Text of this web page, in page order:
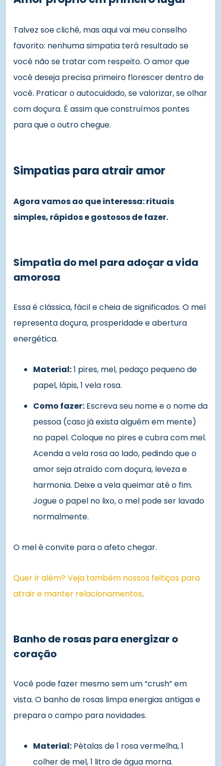
Talvez soe clichê, mas aqui vai meu conselho
favorito: nenhuma simpatia terá resultado se
você não se tratar com respeito. O amor que
você deseja precisa primeiro florescer dentro de
você. Praticar o autocuidado, se valorizar, se olhar
com doçura. É assim que construímos pontes
para que o outro chegue.
Simpatias para atrair amor
Agora vamos ao que interessa: rituais
simples, rápidos e gostosos de fazer.
Simpatia do mel para adoçar a vida
amorosa
Essa é clássica, fácil e cheia de significados. O mel
representa doçura, prosperidade e abertura
energética.
Material:1 pires, mel, pedaço pequeno de
papel, lápis, 1 vela rosa.
Como fazer: Escreva seu nome e o nome da
pessoa (caso já exista alguém em mente)
no papel. Coloque no pires e cubra com mel.
Acenda a vela rosa ao lado, pedindo que o
amor seja atraído com doçura, leveza e
harmonia. Deixe a vela queimar até o fim.
Jogue o papel no lixo, o mel pode ser lavado
normalmente.
O mel é convite para o afeto chegar.
Quer ir além? Veja também nossos feitiços para
atrair e manter relacionamentos.
Banho de rosas para energizar o
coração
Você pode fazer mesmo sem um “crush” em
vista. O banho de rosas limpa energias antigas e
prepara o campo para novidades.
Material: Pétalas de 1 rosa vermelha, 1
colher de mel, 1 litro de água morna.